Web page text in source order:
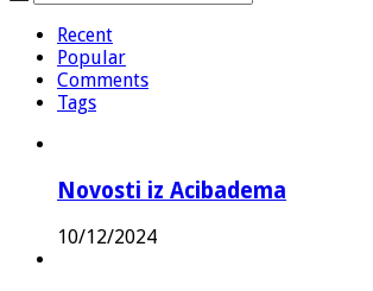
Recent
Popular
Comments
Tags
Novosti iz Acibadema
10/12/2024